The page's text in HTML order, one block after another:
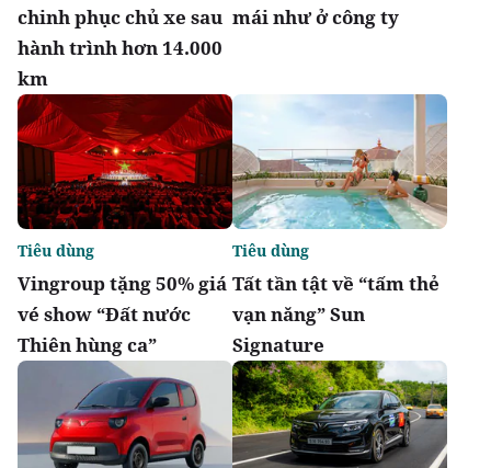
chinh phục chủ xe sau
hành trình hơn 14.000
km
mái như ở công ty
Vingroup tặng 50% giá
vé show “Đất nước
Thiên hùng ca”
Tiêu dùng
Tất tần tật về “tấm thẻ
vạn năng” Sun
Signature
Tiêu dùng